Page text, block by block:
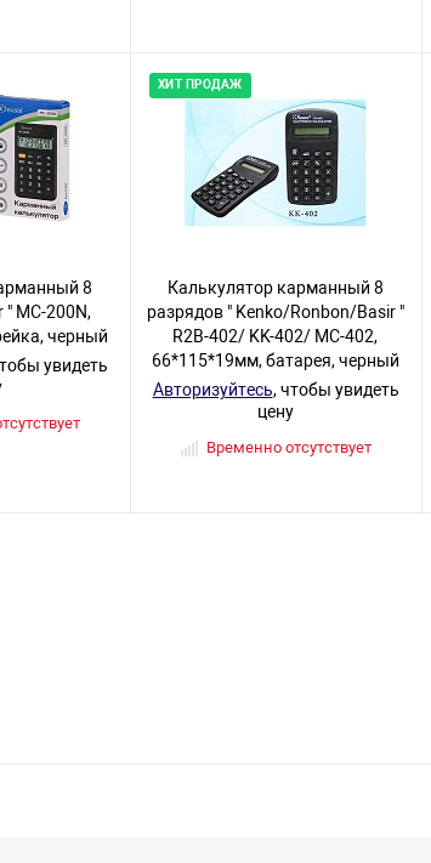
8
" МС-200N,
черный
увидеть
ХИТ ПРОДАЖ
Калькулятор карманный 8
разрядов " Kenko/Ronbon/Basir "
R2B-402/ KK-402/ MC-402,
66*115*19мм, батарея, черный
Авторизуйтесь, чтобы увидеть
цену
Временно отсутствует